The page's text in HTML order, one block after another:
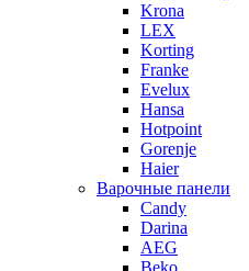
Krona
LEX
Korting
Franke
Evelux
Hansa
Hotpoint
Gorenje
Haier
Варочные панели
Candy
Darina
AEG